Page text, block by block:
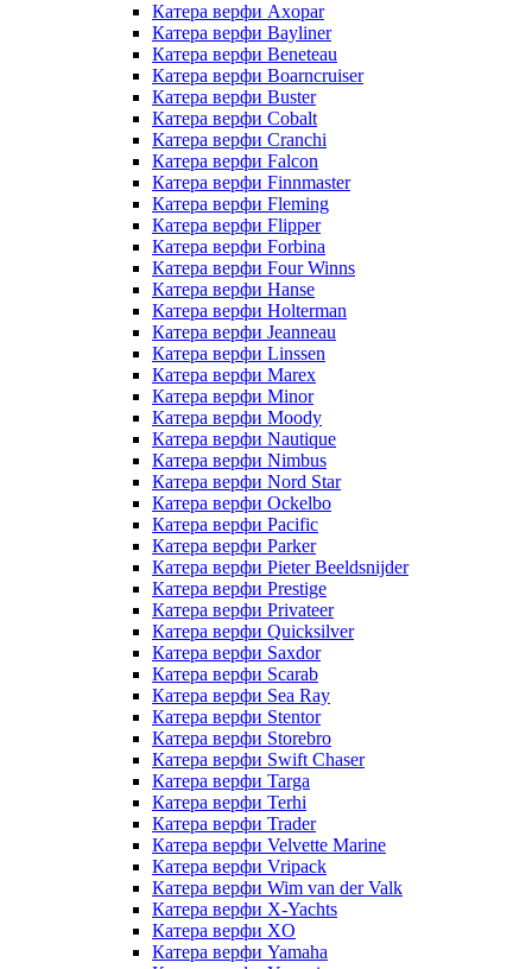
Катера верфи Axopar
Катера верфи Bayliner
Катера верфи Beneteau
Катера верфи Boarncruiser
Катера верфи Buster
Катера верфи Cobalt
Катера верфи Cranchi
Катера верфи Falcon
Катера верфи Finnmaster
Катера верфи Fleming
Катера верфи Flipper
Катера верфи Forbina
Катера верфи Four Winns
Катера верфи Hanse
Катера верфи Holterman
Катера верфи Jeanneau
Катера верфи Linssen
Катера верфи Marex
Катера верфи Minor
Катера верфи Moody
Катера верфи Nautique
Катера верфи Nimbus
Катера верфи Nord Star
Катера верфи Ockelbo
Катера верфи Pacific
Катера верфи Parker
Катера верфи Pieter Beeldsnijder
Катера верфи Prestige
Катера верфи Privateer
Катера верфи Quicksilver
Катера верфи Saxdor
Катера верфи Scarab
Катера верфи Sea Ray
Катера верфи Stentor
Катера верфи Storebro
Катера верфи Swift Chaser
Катера верфи Targa
Катера верфи Terhi
Катера верфи Trader
Катера верфи Velvette Marine
Катера верфи Vripack
Катера верфи Wim van der Valk
Катера верфи X-Yachts
Катера верфи XO
Катера верфи Yamaha